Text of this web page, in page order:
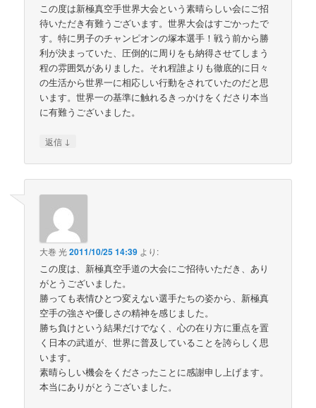
この度は新極真空手世界大会という素晴らしい会にご招
待いただき有難うございます。世界大会はすごかったで
す。特に男子のチャンピオンの塚本選手！戦う前から勝
利が決まっていた、圧倒的に周りをも納得させてしまう
程の雰囲気がありました。それ程誰よりも徹底的に日々
の生活から世界一に相応しい行動をされていたのだと思
います。世界一の基準に触れるきっかけをくださり本当
に有難うございました。
返信 ↓
大巻 光2011/10/25 14:39 より:
この度は、新極真空手道の大会にご招待いただき、あり
がとうございました。
勝っても表情ひとつ変えない選手たちの姿から、新極真
空手の強さや優しさの精神を感じました。
勝ち負けという結果だけでなく、心の在り方に重点を置
く日本の武道が、世界に普及していることを誇らしく思
います。
素晴らしい機会をくださったことに感謝申し上げます。
本当にありがとうございました。